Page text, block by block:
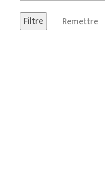
Remettre